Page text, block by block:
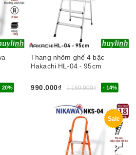
20%
Thang nhôm ghế 4 bậc
Hakachi HL-04 - 95cm
990.000₫ 1.150.000₫ - 14%
Sale